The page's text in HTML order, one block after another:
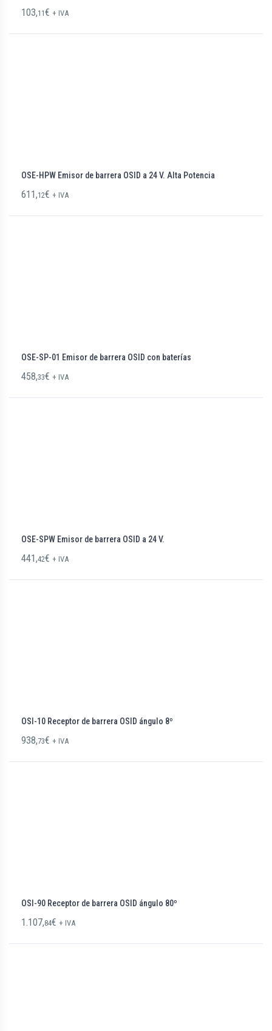
103,11€ + IVA
OSE-HPW Emisor de barrera OSID a 24 V. Alta Potencia
611,12€ + IVA
OSE-SP-01 Emisor de barrera OSID con baterías
458,33€ + IVA
OSE-SPW Emisor de barrera OSID a 24 V.
441,42€ + IVA
OSI-10 Receptor de barrera OSID ángulo 8º
938,73€ + IVA
OSI-90 Receptor de barrera OSID ángulo 80º
1.107,84€ + IVA